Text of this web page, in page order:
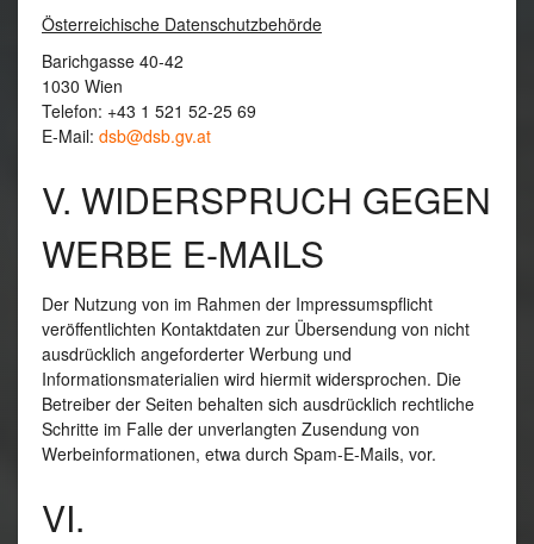
Österreichische Datenschutzbehörde
Barichgasse 40-42
1030 Wien
Telefon: +43 1 521 52-25 69
E‑Mail: dsb@dsb.gv.at
V. WIDERSPRUCH GEGEN
WERBE E-MAILS
Der Nutzung von im Rahmen der Impressumspflicht
veröffentlichten Kontaktdaten zur Übersendung von nicht
ausdrücklich angeforderter Werbung und
Informationsmaterialien wird hiermit widersprochen. Die
Betreiber der Seiten behalten sich ausdrücklich rechtliche
Schritte im Falle der unverlangten Zusendung von
Werbeinformationen, etwa durch Spam-E-Mails, vor.
VI.